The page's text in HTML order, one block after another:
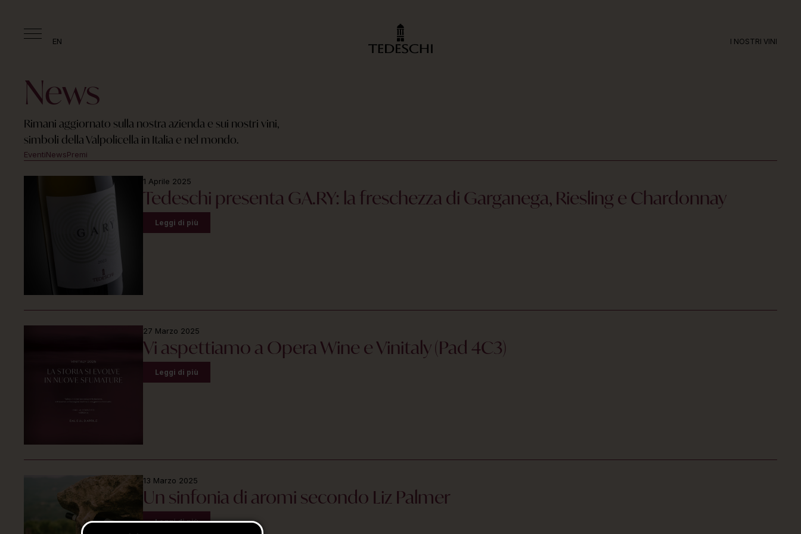
EN I NOSTRI VINI
News
Rimani aggiornato sulla nostra azienda e sui nostri vini,
simboli della Valpolicella in Italia e nel mondo.
EventiNewsPremi
1 Aprile 2025
Tedeschi presenta GA.RY: la freschezza di Garganega, Riesling e Chardonnay
Leggi di più
27 Marzo 2025
Vi aspettiamo a Opera Wine e Vinitaly (Pad 4C3)
Leggi di più
13 Marzo 2025
Un sinfonia di aromi secondo Liz Palmer
Leggi di più